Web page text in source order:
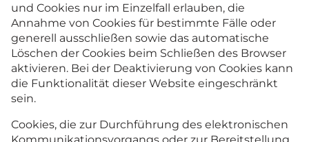
und Cookies nur im Einzelfall erlauben, die
Annahme von Cookies für bestimmte Fälle oder
generell ausschließen sowie das automatische
Löschen der Cookies beim Schließen des Browser
aktivieren. Bei der Deaktivierung von Cookies kann
die Funktionalität dieser Website eingeschränkt
sein.
Cookies, die zur Durchführung des elektronischen